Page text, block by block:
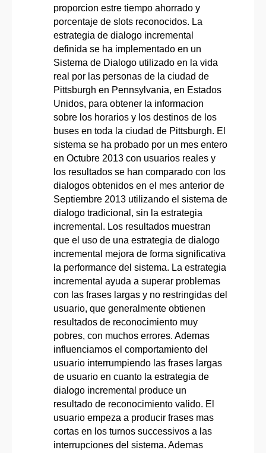
proporcion estre tiempo ahorrado y
porcentaje de slots reconocidos. La
estrategia de dialogo incremental
definida se ha implementado en un
Sistema de Dialogo utilizado en la vida
real por las personas de la ciudad de
Pittsburgh en Pennsylvania, en Estados
Unidos, para obtener la informacion
sobre los horarios y los destinos de los
buses en toda la ciudad de Pittsburgh. El
sistema se ha probado por un mes entero
en Octubre 2013 con usuarios reales y
los resultados se han comparado con los
dialogos obtenidos en el mes anterior de
Septiembre 2013 utilizando el sistema de
dialogo tradicional, sin la estrategia
incremental. Los resultados muestran
que el uso de una estrategia de dialogo
incremental mejora de forma significativa
la performance del sistema. La estrategia
incremental ayuda a superar problemas
con las frases largas y no restringidas del
usuario, que generalmente obtienen
resultados de reconocimiento muy
pobres, con muchos errores. Ademas
influenciamos el comportamiento del
usuario interrumpiendo las frases largas
de usuario en cuanto la estrategia de
dialogo incremental produce un
resultado de reconocimiento valido. El
usuario empeza a producir frases mas
cortas en los turnos successivos a las
interrupciones del sistema. Ademas